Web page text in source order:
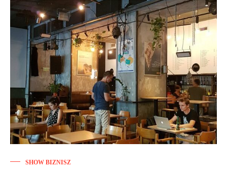
SHOW BIZNISZ